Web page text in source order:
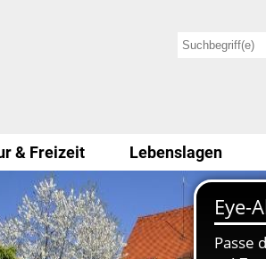
& Freizeit Lebenslagen